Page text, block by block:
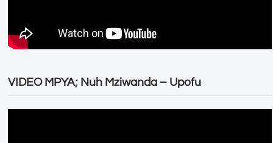
VIDEO MPYA; Nuh Mziwanda – Upofu